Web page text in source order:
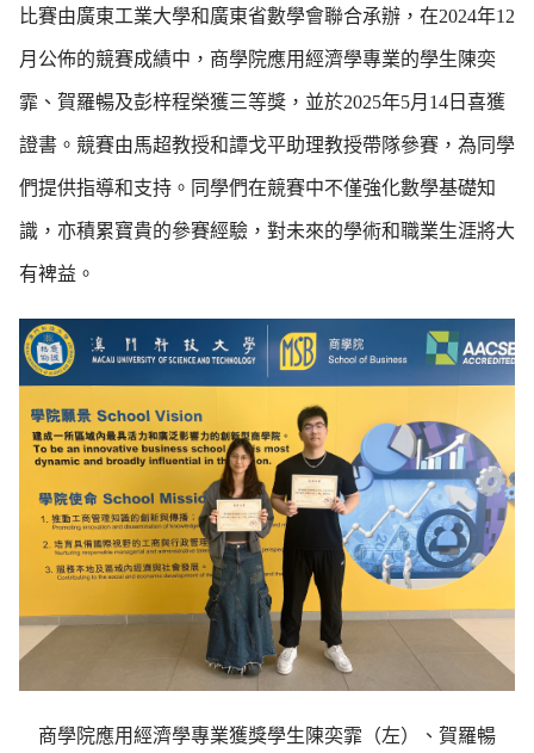
比賽由廣東工業大學和廣東省數學會聯合承辦，在2024年12
月公佈的競賽成績中，商學院應用經濟學專業的學生陳奕
霏、賀羅暢及彭梓程榮獲三等獎，並於2025年5月14日喜獲
證書。競賽由馬超教授和譚戈平助理教授帶隊參賽，為同學
們提供指導和支持。同學們在競賽中不僅強化數學基礎知
識，亦積累寶貴的參賽經驗，對未來的學術和職業生涯將大
有裨益。
商學院應用經濟學專業獲獎學生陳奕霏（左）、賀羅暢